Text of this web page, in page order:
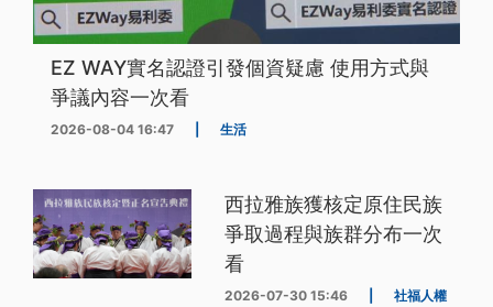
EZ WAY實名認證引發個資疑慮 使用方式與
爭議內容一次看
2026-08-04 16:47 生活
西拉雅族獲核定原住民族
爭取過程與族群分布一次
看
2026-07-30 15:46 社福人權